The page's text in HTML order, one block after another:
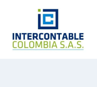
content